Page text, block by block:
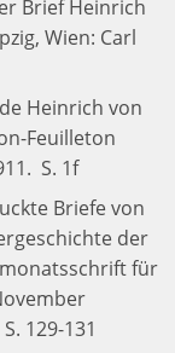
Brief Heinrich
Wien: Carl
Heinrich von
Feuilleton
S. 1f
Briefe von
der
für
S. 129-131